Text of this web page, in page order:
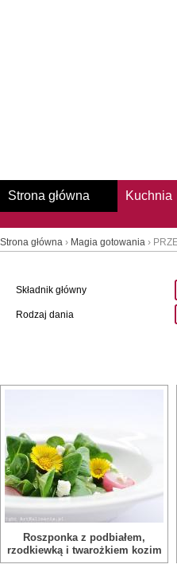
Strona główna Kuchnia
Strona główna › Magia gotowania ›
Składnik główny
Rodzaj dania
Roszponka z podbiałem,
rzodkiewką i twarożkiem kozim